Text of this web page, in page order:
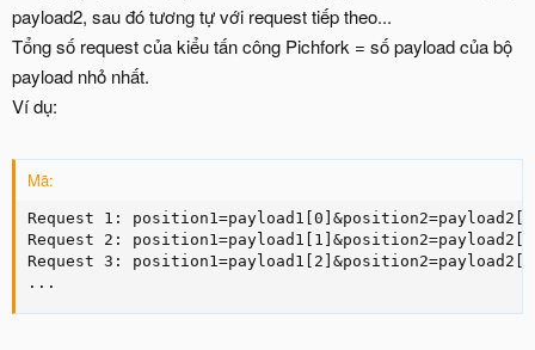
payload2, sau đó tương tự với request tiếp theo...
Tổng số request của kiểu tấn công Pichfork = số payload của bộ
payload nhỏ nhất.
Ví dụ:
Mã:
Request 1:
Request 2:
Request 3:
...